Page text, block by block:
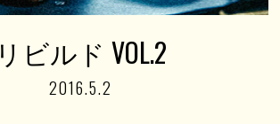
リビルド VOL.2
2016.5.2